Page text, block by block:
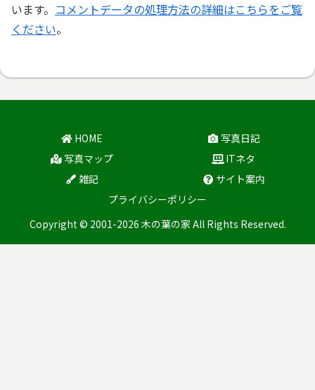
います。 コメントデータの処理方法の詳細はこちらをご覧
ください。
HOME
写真日記
写真マップ
ITネタ
雑記
サイト案内
プライバシーポリシー
Copyright © 2001-2026 木の葉の家 All Rights Reserved.